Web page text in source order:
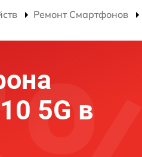
Ремонт Смартфонов
5G в